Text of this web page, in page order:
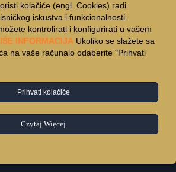
| Hotel VincentinumZagreb| All Rights
Reserved.
kolačiće (engl. Cookies) radi
iskustva i funkcionalnosti.
kontrolirati i konfigurirati u vašem
INFORMACIJA Ukoliko se slažete sa
na vaše računalo odaberite "Prihvati
Prihvati kolačiće
Czytaj Więcej